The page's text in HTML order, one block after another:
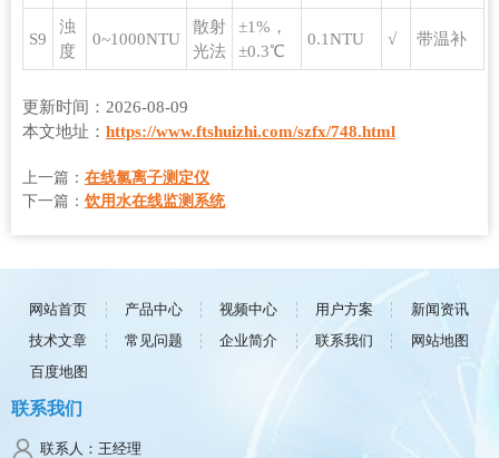
S9
浊
度
0~1000NTU
散射
光法
±1%，
±0.3℃
0.1NTU √ 带温补
更新时间：2026-08-09
本文地址： https://www.ftshuizhi.com/szfx/748.html
上一篇： 在线氯离子测定仪
下一篇： 饮用水在线监测系统
网站首页 产品中心 视频中心 用户方案
新闻资讯
技术文章
常见问题 企业简介 联系我们
网站地图
百度地图
联系我们
联系人：王经理